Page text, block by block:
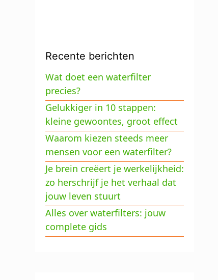
Recente berichten
Wat doet een waterfilter
precies?
Gelukkiger in 10 stappen:
kleine gewoontes, groot effect
Waarom kiezen steeds meer
mensen voor een waterfilter?
Je brein creëert je werkelijkheid:
zo herschrijf je het verhaal dat
jouw leven stuurt
Alles over waterfilters: jouw
complete gids